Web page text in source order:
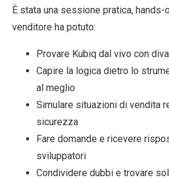
È stata una sessione pratica, hands-
venditore ha potuto:
Provare Kubiq dal vivo con
Capire la logica dietro lo
al meglio
Simulare situazioni di vendita
sicurezza
Fare domande e ricevere
sviluppatori
Condividere dubbi e trovare